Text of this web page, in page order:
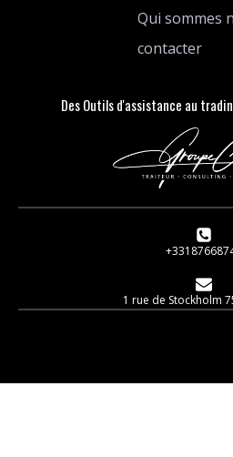
Qui sommes
contacter
Des Outils d'assistance au
1 rue de Stockholm